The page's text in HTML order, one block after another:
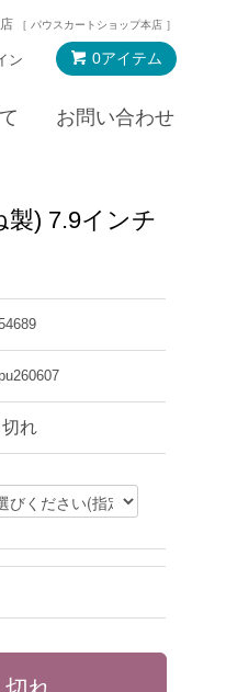
［ パウスカートショップ本店 ］
0アイテム
ン
お問い合わせ
) 7.9インチ
れ